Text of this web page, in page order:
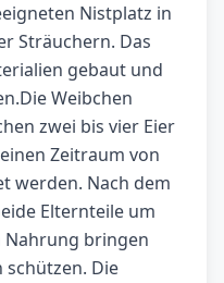
Nistplatz in
Sträuchern. Das
gebaut und
Weibchen
zwei bis vier Eier
Zeitraum von
werden. Nach dem
Elternteile um
Nahrung bringen
schützen. Die